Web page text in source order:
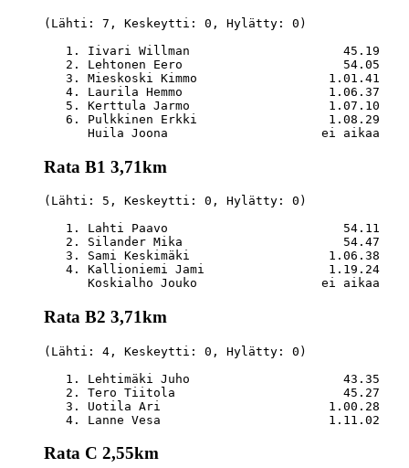
(Lähti: 7, Keskeytti: 0, Hylätty: 0)
1. Iivari Willman
2. Lehtonen Eero                      54.05
3. Mieskoski Kimmo                  1.01.41
4. Laurila Hemmo                    1.06.37
5. Kerttula Jarmo                   1.07.10
6. Pulkkinen Erkki                  1.08.29
Rata B1 3,71km
(Lähti: 5, Keskeytti: 0, Hylätty: 0)
1. Lahti Paavo
2. Silander Mika                      54.47
3. Sami Keskimäki                   1.06.38
4. Kallioniemi Jami                 1.19.24
Rata B2 3,71km
(Lähti: 4, Keskeytti: 0, Hylätty: 0)
1. Lehtimäki Juho
2. Tero Tiitola                       45.27
3. Uotila Ari                       1.00.28
Rata C 2,55km